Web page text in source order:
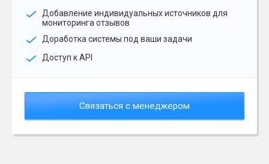
Добавление индивидуальных источников для
мониторинга отзывов
Доработка системы под ваши задачи
Доступ к API
Связаться с менеджером